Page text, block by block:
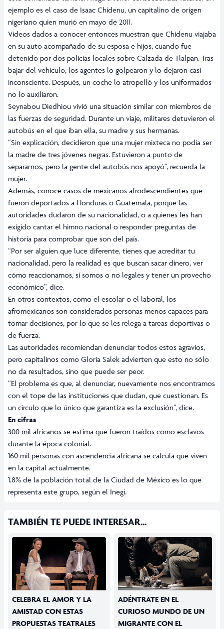
ejemplo es el caso de Isaac Chidenu, un capitalino de origen
nigeriano quien murió en mayo de 2011.
Videos dados a conocer entonces muestran que Chidenu viajaba
en su auto acompañado de su esposa e hijos, cuando fue
detenido por dos policías locales sobre Calzada de Tlalpan. Tras
bajar del vehículo, los agentes lo golpearon y lo dejaron casi
inconsciente. Después, un coche lo atropelló y los uniformados
no lo auxiliaron.
Seynabou Diedhiou vivió una situación similar con miembros de
las fuerzas de seguridad. Durante un viaje, militares detuvieron el
autobús en el que iban ella, su madre y sus hermanas.
“Sin explicación, decidieron que una mujer mixteca no podía ser
la madre de tres jóvenes negras. Estuvieron a punto de
separarnos, pero la gente del autobús nos apoyó”, recuerda la
mujer.
Además, conoce casos de mexicanos afrodescendientes que
fueron deportados a Honduras o Guatemala, porque las
autoridades dudaron de su nacionalidad, o a quienes les han
exigido cantar el himno nacional o responder preguntas de
historia para comprobar que son del país.
“Por ser alguien que luce diferente, tienes que acreditar tu
nacionalidad, pero la realidad es que buscan sacar dinero, ver
cómo reaccionamos, si somos o no legales y tener un provecho
económico”, dice.
En otros contextos, como el escolar o el laboral, los
afromexicanos son considerados personas menos capaces para
tomar decisiones, por lo que se les relega a tareas deportivas o
de fuerza.
Las autoridades recomiendan denunciar todos estos agravios,
pero capitalinos como Gloria Salek advierten que esto no sólo
no da resultados, sino que puede ser peor.
“El problema es que, al denunciar, nuevamente nos encontramos
con el tope de las instituciones que dudan, que cuestionan. Es
un círculo que lo único que garantiza es la exclusión”, dice.
En cifras
300 mil africanos se estima que fueron traídos como esclavos
durante la época colonial.
160 mil personas con ascendencia africana se calcula que viven
en la capital actualmente.
1.8% de la población total de la Ciudad de México es lo que
representa este grupo, según el Inegi.
TAMBIÉN TE PUEDE INTERESAR...
CELEBRA EL AMOR Y LA
AMISTAD CON ESTAS
PROPUESTAS TEATRALES
ADÉNTRATE EN EL
CURIOSO MUNDO DE UN
MIGRANTE CON EL